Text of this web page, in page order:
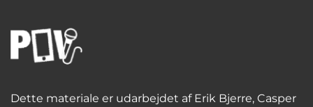
Dette materiale er udarbejdet af Erik Bjerre, Casper